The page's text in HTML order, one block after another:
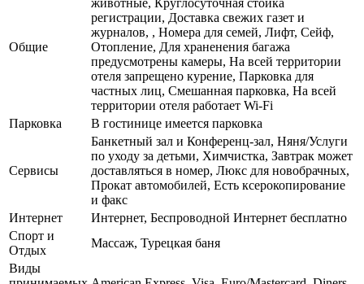
Общие
животные, Круглосуточная стойка
регистрации, Доставка свежих газет и
журналов, , Номера для семей, Лифт, Сейф,
Отопление, Для храненения багажа
предусмотрены камеры, На всей территории
отеля запрещено курение, Парковка для
частных лиц, Смешанная парковка, На всей
территории отеля работает Wi-Fi
Парковка
В гостинице имеется парковка
Сервисы
Банкетный зал и Конференц-зал, Няня/Услуги
по уходу за детьми, Химчистка, Завтрак может
доставляться в номер, Люкс для новобрачных,
Прокат автомобилей, Есть ксерокопирование
и факс
Интернет
Интернет, Беспроводной Интернет бесплатно
Спорт и
Отдых
Массаж, Турецкая баня
Виды